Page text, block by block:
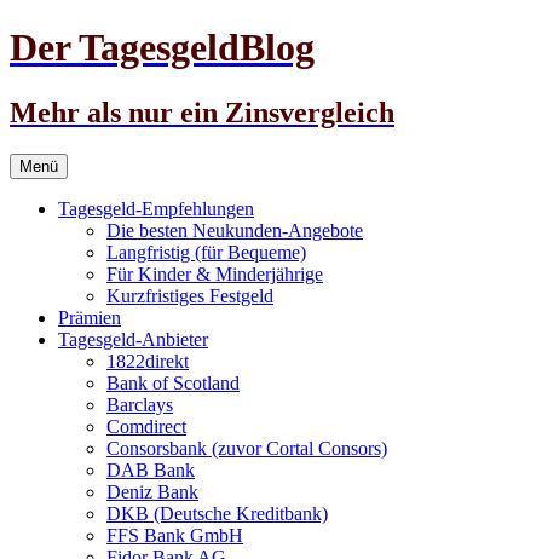
Der TagesgeldBlog
Mehr als nur ein Zinsvergleich
Menü Zum
Inhalt
springen
Tagesgeld-Empfehlungen
Die besten Neukunden-Angebote
Langfristig (für Bequeme)
Für Kinder & Minderjährige
Kurzfristiges Festgeld
Prämien
Tagesgeld-Anbieter
1822direkt
Bank of Scotland
Barclays
Comdirect
Consorsbank (zuvor Cortal Consors)
DAB Bank
Deniz Bank
DKB (Deutsche Kreditbank)
FFS Bank GmbH